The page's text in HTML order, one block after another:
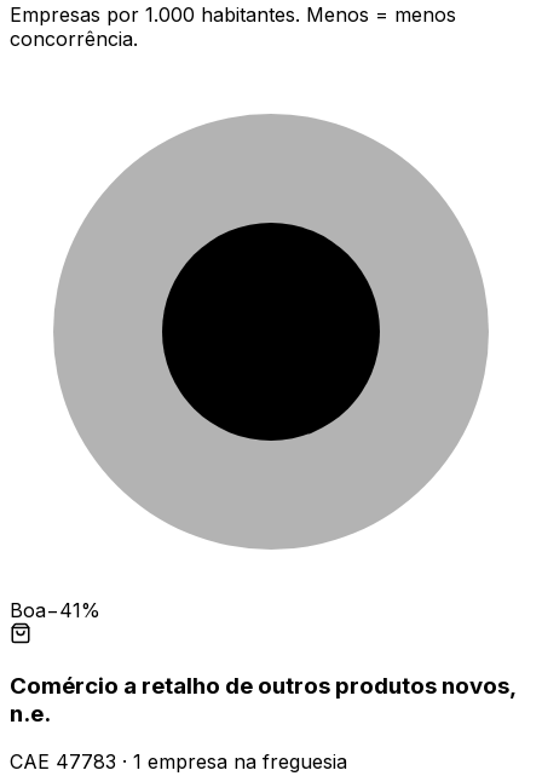
Empresas por 1.000 habitantes. Menos = menos
concorrência.
Boa−41%
Comércio a retalho de outros produtos novos,
n.e.
CAE 47783 · 1 empresa na freguesia